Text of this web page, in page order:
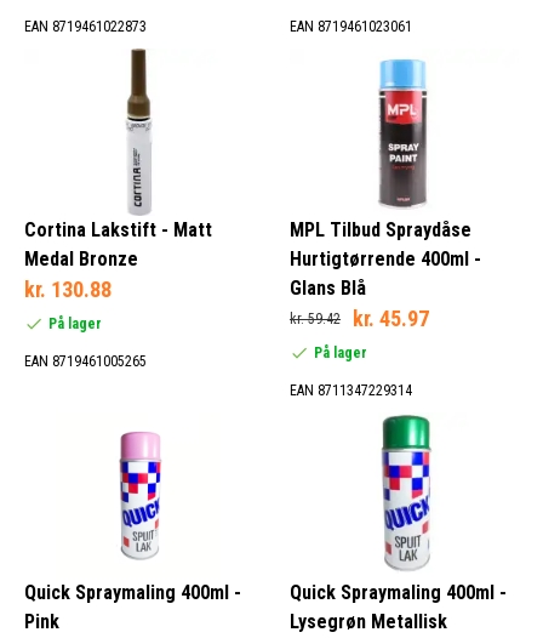
EAN 8719461022873 EAN 8719461023061
Cortina Lakstift - Matt
Medal Bronze
kr. 130.88
På lager
EAN 8719461005265
MPL Tilbud Spraydåse
Hurtigtørrende 400ml -
Glans Blå
kr. 59.42 kr. 45.97
På lager
EAN 8711347229314
Quick Spraymaling 400ml -
Pink
Quick Spraymaling 400ml -
Lysegrøn Metallisk